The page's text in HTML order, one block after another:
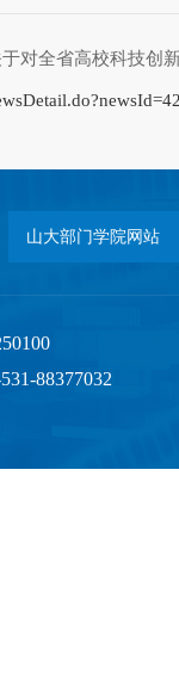
对全省高校科技创
山大部门学院网站
88377032